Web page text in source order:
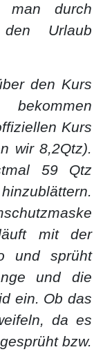
durch
Urlaub
den Kurs
Kurs
wir 8,2Qtz).
59 Qtz
mit der
und sprüht
und die
ein. Ob das
da es
bzw.